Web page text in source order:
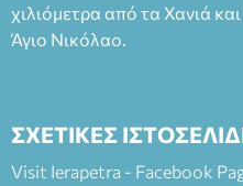
χιλιόμετρα από τα Χανιά
Άγιο Νικόλαο.
ΣΧΕΤΙΚΕΣ
Visit Ierapetra - Facebook